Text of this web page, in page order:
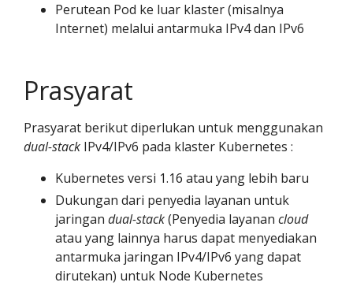
Perutean Pod ke luar klaster (misalnya
Internet) melalui antarmuka IPv4 dan IPv6
Prasyarat
Prasyarat berikut diperlukan untuk menggunakan
dual-stack IPv4/IPv6 pada klaster Kubernetes :
Kubernetes versi 1.16 atau yang lebih baru
Dukungan dari penyedia layanan untuk
jaringan dual-stack(Penyedia layanan cloud
atau yang lainnya harus dapat menyediakan
antarmuka jaringan IPv4/IPv6 yang dapat
dirutekan) untuk Node Kubernetes